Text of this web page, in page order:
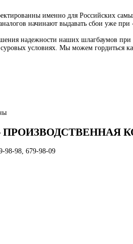
именно для Российских
начинают выдавать сбои уже
надежности наших шлагбаумов при
условиях. Мы можем гордиться
ПРОИЗВОДСТВЕННАЯ
98-98, 679-98-09